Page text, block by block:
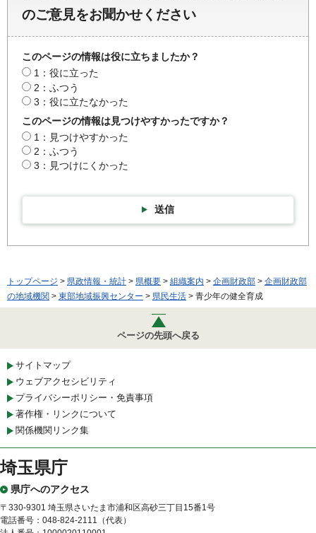
のご意見をお聞かせください
このページの情報は役に立ちましたか？
1：役に立った
2：ふつう
3：役に立たなかった
このページの情報は見つけやすかったですか？
1：見つけやすかった
2：ふつう
3：見つけにくかった
送信
トップページ > 県政情報・統計 > 県概要 > 組織案内 > 企画財政部 > 企画財政部
の地域機関 > 東部地域振興センター > 県民生活 > 青少年の健全育成
ページの先頭へ戻る
サイトマップ
ウェブアクセシビリティ
プライバシーポリシー・免責事項
著作権・リンクについて
関係機関リンク集
埼玉県庁
県庁へのアクセス
〒330-9301 埼玉県さいたま市浦和区高砂三丁目15番1号
電話番号：048-824-2111（代表）